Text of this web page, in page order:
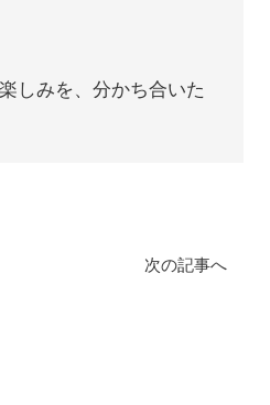
しみを、分かち合いた
次の記事へ